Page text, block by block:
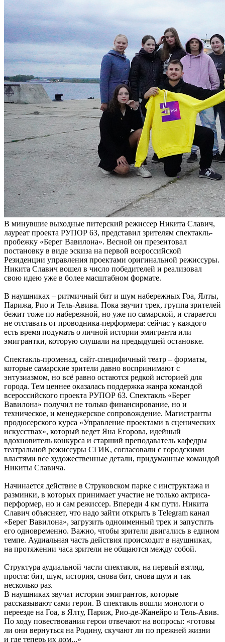
В минувшие выходные питерский режиссер Никита Славич,
лауреат проекта РУПОР 63, представил зрителям спектакль-
пробежку «Берег Вавилона». Весной он презентовал
постановку в виде эскиза на первой всероссийской
Резиденции управления проектами оригинальной режиссуры.
Никита Славич вошел в число победителей и реализовал
свою идею уже в более масштабном формате.
В наушниках – ритмичный бит и шум набережных Гоа, Ялты,
Парижа, Рио и Тель-Авива. Пока звучит трек, группа зрителей
бежит тоже по набережной, но уже по самарской, и старается
не отставать от проводника-перформера: сейчас у каждого
есть время подумать о личной истории эмигранта или
эмигрантки, которую слушали на предыдущей остановке.
Спектакль-променад, сайт-специфичный театр – форматы,
которые самарские зрители давно воспринимают с
энтузиазмом, но всё равно остаются редкой историей для
города. Тем ценнее оказалась поддержка жанра командой
всероссийского проекта РУПОР 63. Спектакль «Берег
Вавилона» получил не только финансирование, но и
техническое, и менеджерское сопровождение. Магистранты
продюсерского курса «Управление проектами в сценических
искусствах», который ведет Яна Егорова, идейный
вдохновитель конкурса и старший преподаватель кафедры
театральной режиссуры СГИК, согласовали с городскими
властями все художественные детали, придуманные командой
Никиты Славича.
Начинается действие в Струковском парке с инструктажа и
разминки, в которых принимает участие не только актриса-
перформер, но и сам режиссер. Впереди 4 км пути. Никита
Славич объясняет, что надо зайти открыть в Telegram канал
«Берег Вавилона», загрузить одноименный трек и запустить
его одновременно. Важно, чтобы зрители двигались в едином
темпе. Аудиальная часть действия происходит в наушниках,
на протяжении часа зрители не общаются между собой.
Структура аудиальной части спектакля, на первый взгляд,
проста: бит, шум, история, снова бит, снова шум и так
несколько раз.
В наушниках звучат истории эмигрантов, которые
рассказывают сами герои. В спектакль вошли монологи о
переезде на Гоа, в Ялту, Париж, Рио-де-Жанейро и Тель-Авив.
По ходу повествования герои отвечают на вопросы: «готовы
ли они вернуться на Родину, скучают ли по прежней жизни
и где теперь их дом...»